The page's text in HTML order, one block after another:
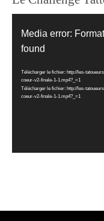
vidéo
Media error:
found
Télécharger le fichier: http://les-
coeur-v2-finale-1-1.mp4?_=1
Télécharger le fichier: http://les-
coeur-v2-finale-1-1.mp4?_=1